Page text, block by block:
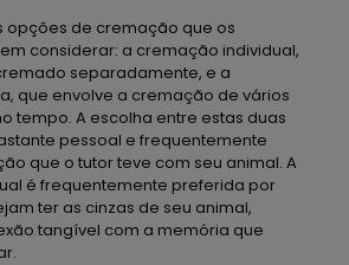
opções de cremação que os
considerar: a cremação individual,
separadamente, e a
que envolve a cremação de vários
tempo. A escolha entre estas duas
pessoal e frequentemente
que o tutor teve com seu animal. A
é frequentemente preferida por
ter as cinzas de seu animal,
tangível com a memória que